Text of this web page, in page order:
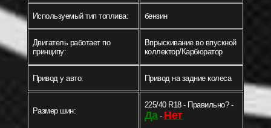
Используемый тип топлива: бензин
Двигатель работает по
принципу:
Впрыскивание во впускной
коллектор/Карбюратор
Привод у авто: Привод на задние колеса
Размер шин:
225/40 R18 - Правильно? -
Да- Нет